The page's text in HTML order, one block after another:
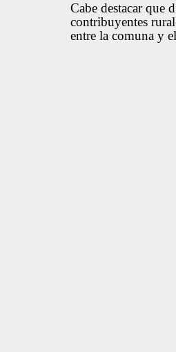
Cabe destacar que
contribuyentes
entre la comuna y